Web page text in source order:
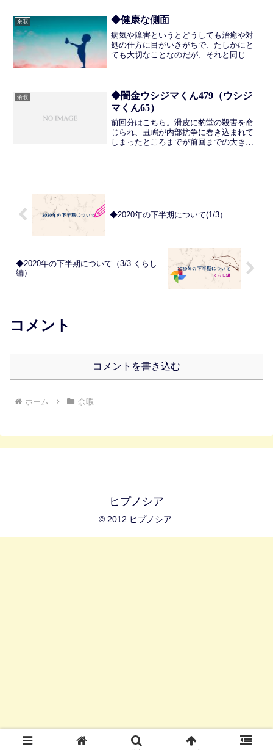
しては、今までになく...
余暇 ◆健康な側面
病気や障害というとどうしても治癒や対
処の仕方に目がいきがちで、たしかにと
ても大切なことなのだが、それと同じく
「病院」に対して生活のフィ...
余暇
◆闇金ウシジマくん479（ウシジ
マくん65）
前回分はこちら。滑皮に豹堂の殺害を命
じられ、丑嶋が内部抗争に巻き込まれて
しまったところまでが前回までの大きな
◆2020年の下半期について(1/3）
◆2020年の下半期について（3/3 くらし
編）
コメント
コメントを書き込む
ホーム 余暇
ヒプノシア
© 2012 ヒプノシア.